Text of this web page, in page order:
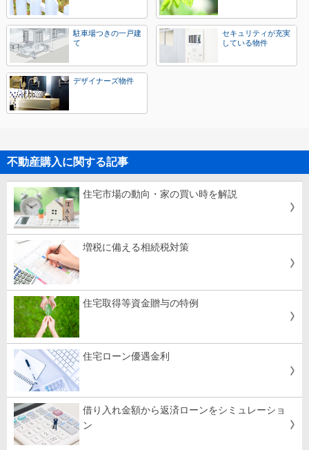
駐車場つきの一戸建
て
セキュリティが充実
している物件
デザイナーズ物件
不動産購入に関する記事
住宅市場の動向・家の買い時を解説
増税に備える相続税対策
住宅取得等資金贈与の特例
住宅ローン優遇金利
借り入れ金額から返済ローンをシミュレーショ
ン